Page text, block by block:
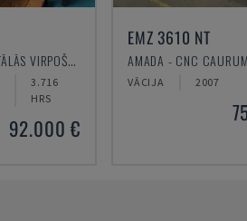
EMCO - HORIZONTĀLĀS VIRPOŠANAS MAŠĪNAS
3.716
HRS
92.000 €
EMZ 3610 NT
AMADA - CNC
VĀCIJA 2007